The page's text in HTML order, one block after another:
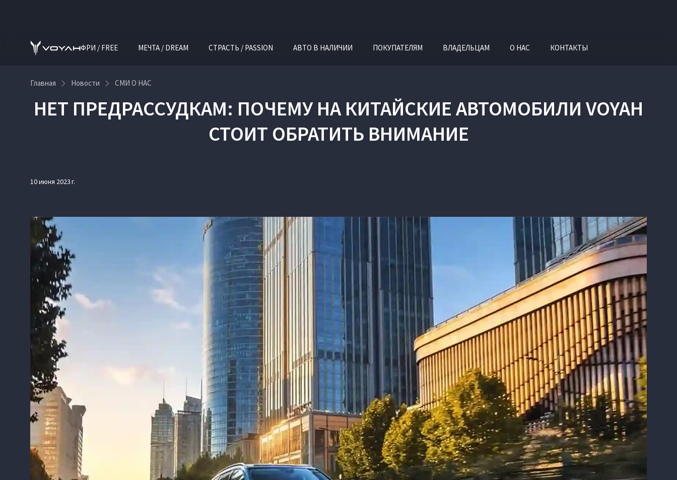
ФРИ / FREE МЕЧТА / DREAM СТРАСТЬ / PASSION АВТО В НАЛИЧИИ ПОКУПАТЕЛЯМ ВЛАДЕЛЬЦАМ О НАС КОНТАКТЫ
Главная Новости СМИ О НАС
НЕТ ПРЕДРАССУДКАМ: ПОЧЕМУ НА КИТАЙСКИЕ АВТОМОБИЛИ VOYAH
СТОИТ ОБРАТИТЬ ВНИМАНИЕ
10 июня 2023 г.